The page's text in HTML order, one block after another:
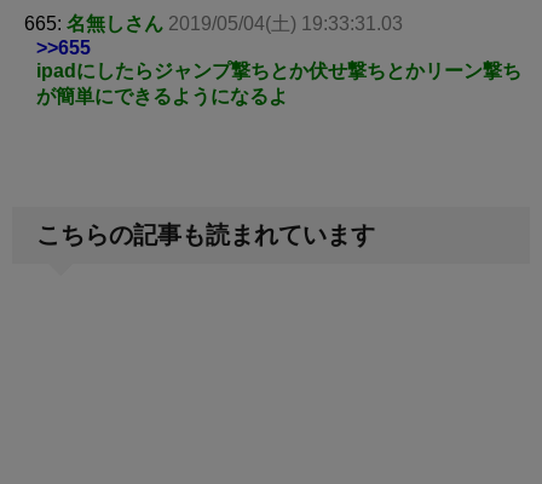
665: 名無しさん 2019/05/04(土) 19:33:31.03
>>655
ipadにしたらジャンプ撃ちとか伏せ撃ちとかリーン撃ち
が簡単にできるようになるよ
こちらの記事も読まれています